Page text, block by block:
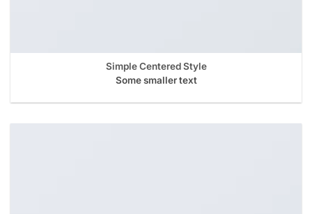
Simple Centered Style
Some smaller text